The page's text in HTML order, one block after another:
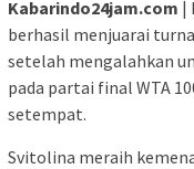
Kabarindo24jam.com |
berhasil menjuarai
setelah mengalahkan
pada partai final WTA
setempat.
Svitolina meraih